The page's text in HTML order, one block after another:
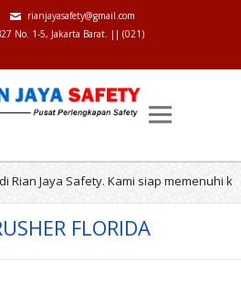
rianjayasafety@gmail.com
No. 1-5, Jakarta Barat. || (021)
Jaya Safety. Kami siap memenuhi
FLORIDA